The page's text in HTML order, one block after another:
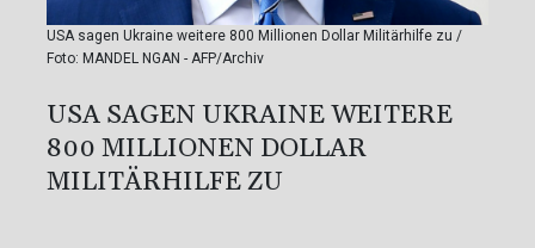
USA sagen Ukraine weitere 800 Millionen Dollar Militärhilfe zu /
Foto: MANDEL NGAN - AFP/Archiv
USA SAGEN UKRAINE WEITERE
800 MILLIONEN DOLLAR
MILITÄRHILFE ZU